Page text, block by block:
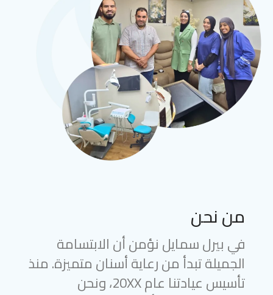
من نحن
في بيرل سمايل نؤمن أن الابتسامة
الجميلة تبدأ من رعاية أسنان متميزة. منذ
تأسيس عيادتنا عام 20XX، ونحن